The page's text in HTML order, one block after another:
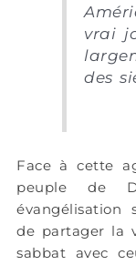
vrai
des
Face à cette
peuple de
évangélisation
de partager la
sabbat avec